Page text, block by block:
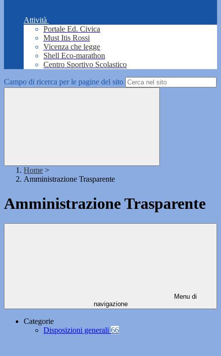
Attività
Portale Ed. Civica
Must Itis Rossi
Vicenza che legge
Shell Eco-marathon
Centro Sportivo Scolastico
Campo di ricerca per le pagine del sito
Home >
Amministrazione Trasparente
Amministrazione Trasparente
Menu di
navigazione
Categorie
Disposizioni generali 66